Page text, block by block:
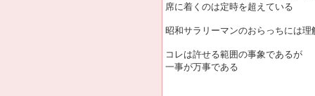
席に着くのは定時を超えている
昭和サラリーマンのおらっちには理
コレは許せる範囲の事象であるが
一事が万事である